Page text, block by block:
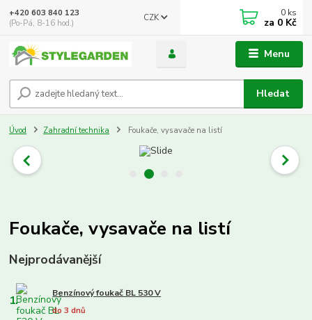
Menu
CZK
Hledat
+420 603 840 123
(Po-Pá, 8-16 hod.)
0 ks
za 0 Kč
Úvod Zahradní technika Foukače, vysavače na listí
Foukače, vysavače na listí
Nejprodávanější
1. Benzínový foukač BL 530 V
do 3 dnů